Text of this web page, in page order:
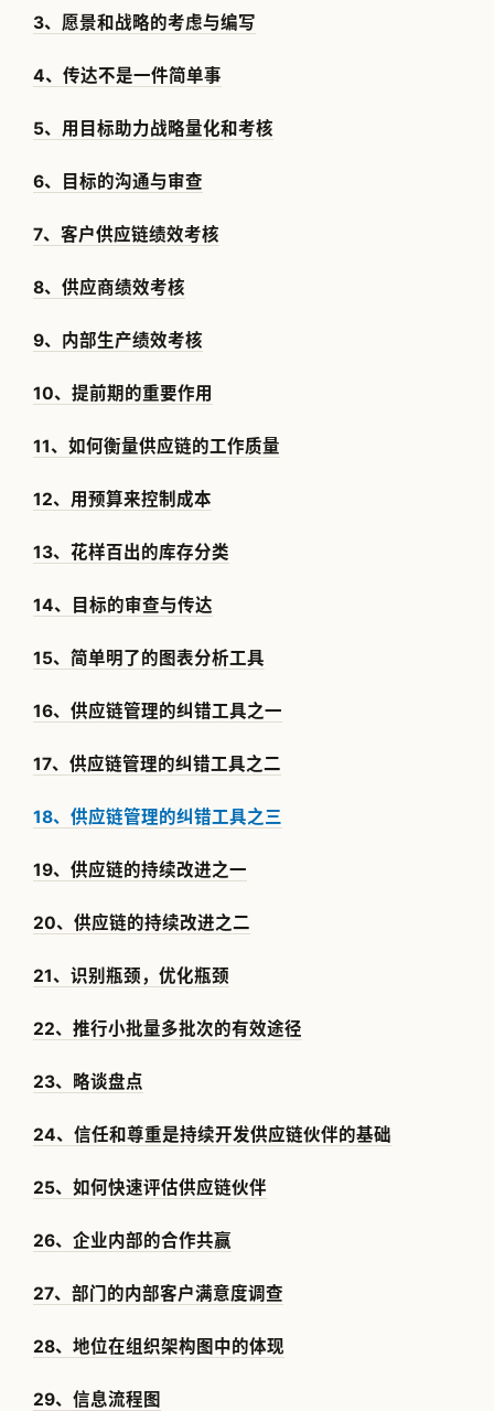
3、愿景和战略的考虑与编写
4、传达不是一件简单事
5、用目标助力战略量化和考核
6、目标的沟通与审查
7、客户供应链绩效考核
8、供应商绩效考核
9、内部生产绩效考核
10、提前期的重要作用
11、如何衡量供应链的工作质量
12、用预算来控制成本
13、花样百出的库存分类
14、目标的审查与传达
15、简单明了的图表分析工具
16、供应链管理的纠错工具之一
17、供应链管理的纠错工具之二
18、供应链管理的纠错工具之三
19、供应链的持续改进之一
20、供应链的持续改进之二
21、识别瓶颈，优化瓶颈
22、推行小批量多批次的有效途径
23、略谈盘点
24、信任和尊重是持续开发供应链伙伴的基础
25、如何快速评估供应链伙伴
26、企业内部的合作共赢
27、部门的内部客户满意度调查
28、地位在组织架构图中的体现
29、信息流程图